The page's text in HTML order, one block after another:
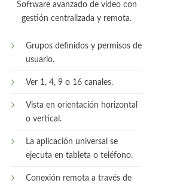
Software avanzado de vídeo con
gestión centralizada y remota.
Grupos definidos y permisos de
usuario.
Ver 1, 4, 9 o 16 canales.
Vista en orientación horizontal
o vertical.
La aplicación universal se
ejecuta en tableta o teléfono.
Conexión remota a través de